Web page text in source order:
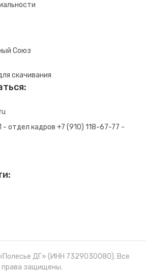
Союз
скачивания
- отдел кадров +7 (910) 118-67-77 -
ДГ» (ИНН 7329030080). Все
права защищены.